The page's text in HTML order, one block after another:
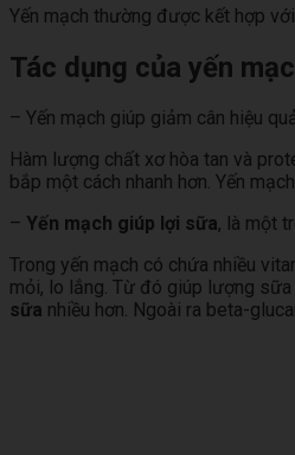
Yến mạch thường được kết hợp
Tác dụng của yến
– Yến mạch giúp giảm cân hiệu
Hàm lượng chất xơ hòa tan và
bắp một cách nhanh hơn. Yến
– Yến mạch giúp lợi sữa, là một
Trong yến mạch có chứa nhiều
mỏi, lo lắng. Từ đó giúp lượng
sữa nhiều hơn. Ngoài ra beta-